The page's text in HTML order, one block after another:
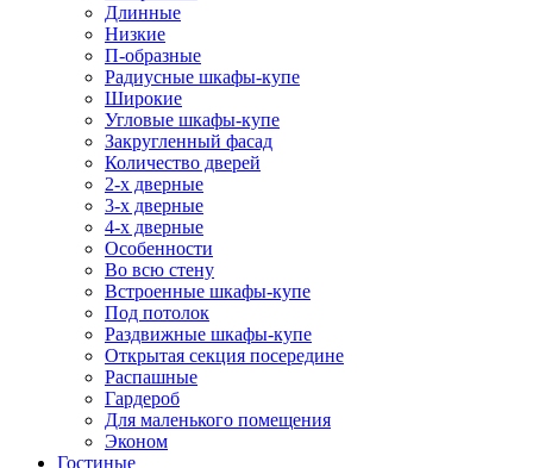
Длинные
Низкие
П-образные
Радиусные шкафы-купе
Широкие
Угловые шкафы-купе
Закругленный фасад
Количество дверей
2-х дверные
3-х дверные
4-х дверные
Особенности
Во всю стену
Встроенные шкафы-купе
Под потолок
Раздвижные шкафы-купе
Открытая секция посередине
Распашные
Гардероб
Для маленького помещения
Эконом
Гостиные